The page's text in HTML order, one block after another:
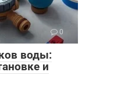
0
воды:
и